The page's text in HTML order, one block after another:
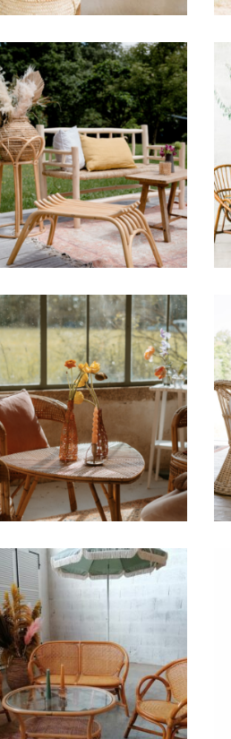
Banc Rotin »
Séverine «
15,50€
rotin Louison
97,00
Rotin Martin
97,00€